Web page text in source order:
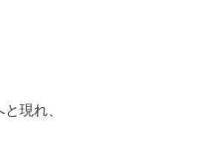
現れ、